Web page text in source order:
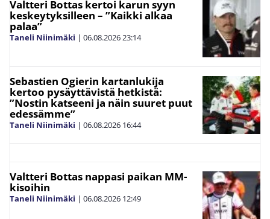
Valtteri Bottas kertoi karun syyn
keskeytyksilleen – ”Kaikki alkaa
palaa”
Taneli Niinimäki | 06.08.202623:14
Sebastien Ogierin kartanlukija
kertoo pysäyttävistä hetkistä:
”Nostin katseeni ja näin suuret puut
edessämme”
Taneli Niinimäki | 06.08.2026 16:44
Valtteri Bottas nappasi paikan MM-
kisoihin
Taneli Niinimäki | 06.08.2026 12:49